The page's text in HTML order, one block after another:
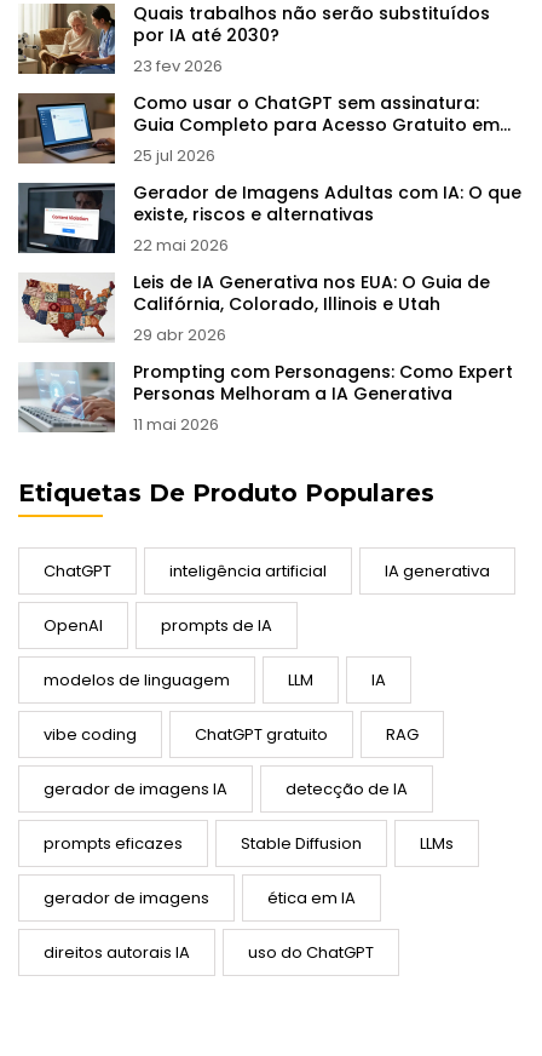
Quais trabalhos não serão substituídos
por IA até 2030?
23 fev 2026
Como usar o ChatGPT sem assinatura:
Guia Completo para Acesso Gratuito em
2026
25 jul 2026
Gerador de Imagens Adultas com IA: O que
existe, riscos e alternativas
22 mai 2026
Leis de IA Generativa nos EUA: O Guia de
Califórnia, Colorado, Illinois e Utah
29 abr 2026
Prompting com Personagens: Como Expert
Personas Melhoram a IA Generativa
11 mai 2026
Etiquetas De Produto Populares
ChatGPT inteligência artificial IA generativa
OpenAI prompts de IA
modelos de linguagem LLM IA
vibe coding ChatGPT gratuito RAG
gerador de imagens IA detecção de IA
prompts eficazes Stable Diffusion LLMs
gerador de imagens ética em IA
direitos autorais IA uso do ChatGPT